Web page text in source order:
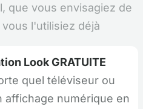
que vous envisagiez de
l'utilisiez déjà
Look GRATUITE
quel téléviseur ou
affichage numérique en